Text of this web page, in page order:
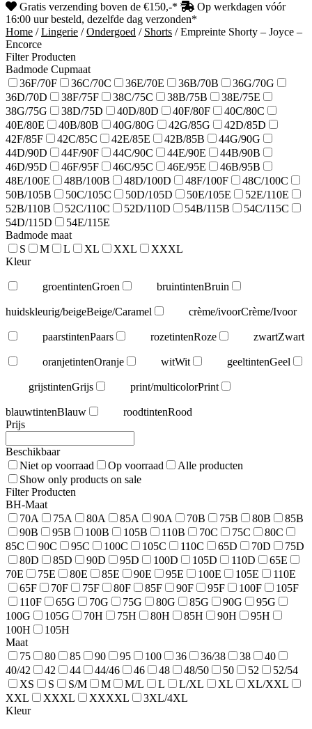
Gratis verzending boven de €150,-*
Op werkdagen vóór
16:00 uur besteld, dezelfde dag verzonden*
Home /Lingerie /Ondergoed / Shorts /Empreinte Shorty – Joyce –
Encorce
Filter Producten
Badmode Cupmaat
36F/70F
36C/70C 36E/70E 36B/70B
36G/70G
36D/70D
38F/75F 38C/75C 38B/75B
38E/75E
38G/75G
38D/75D 40D/80D 40F/80F
40C/80C
40E/80E
40B/80B 40G/80G 42G/85G
42D/85D
42F/85F
42C/85C 42E/85E 42B/85B
44G/90G
44D/90D
44F/90F 44C/90C 44E/90E
44B/90B
46D/95D
46F/95F 46C/95C 46E/95E
46B/95B
48E/100E
48B/100B 48D/100D 48F/100F
48C/100C
50B/105B
50C/105C 50D/105D 50E/105E
52E/110E
52B/110B
52C/110C 52D/110D 54B/115B
54C/115C
54D/115D
54E/115E
Badmode maat
S
M L XL XXL
XXXL
Kleur
groentintenGroen bruintintenBruin
huidskleurig/beigeBeige/Caramel crème/ivoorCrème/Ivoor
paarstintenPaars rozetintenRoze zwartZwart
oranjetintenOranje witWit geeltintenGeel
grijstintenGrijs print/multicolorPrint
blauwtintenBlauw roodtintenRood
Prijs
Beschikbaar
Niet op voorraad
Op voorraad
Alle producten
Show only products on sale
Filter Producten
BH-Maat
70A
75A 80A 85A 90A 70B 75B 80B
85B
90B
95B 100B 105B 110B 70C 75C
80C
85C
90C 95C 100C 105C 110C 65D 70D
75D
80D
85D 90D 95D 100D 105D 110D
65E
70E
75E 80E 85E 90E 95E 100E 105E
110E
65F
70F 75F 80F 85F 90F 95F 100F
105F
110F
65G 70G 75G 80G 85G 90G
95G
100G
105G 70H 75H 80H 85H 90H
95H
100H
105H
Maat
75
80 85 90 95 100 36 36/38 38
40
40/42
42 44 44/46 46 48 48/50 50 52
52/54
XS
S S/M M M/L L L/XL XL
XL/XXL
XXL
XXXL XXXXL
3XL/4XL
Kleur